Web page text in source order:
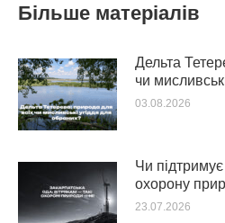
Більше матеріалів
Дельта
чи
03.08.2026
Чи
охорону
23.07.2026